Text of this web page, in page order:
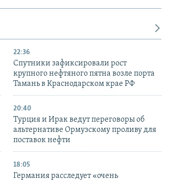
22:36
Спутники зафиксировали рост
крупного нефтяного пятна возле порта
Тамань в Краснодарском крае РФ
20:40
Турция и Ирак ведут переговоры об
альтернативе Ормузскому проливу для
поставок нефти
18:05
Германия расследует «очень